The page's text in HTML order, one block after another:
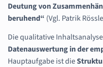
Deutung von
beruhend“ (Vgl. Patrik
Die qualitative
Datenauswertung in der
Hauptaufgabe ist die